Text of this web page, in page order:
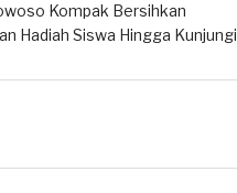
Kompak Bersihkan
Hadiah Siswa Hingga Kunjungi